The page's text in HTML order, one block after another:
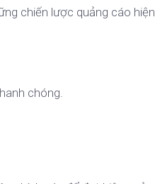
chiến lược quảng cáo hiện
chóng.